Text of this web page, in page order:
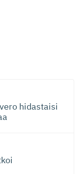
hidastaisi